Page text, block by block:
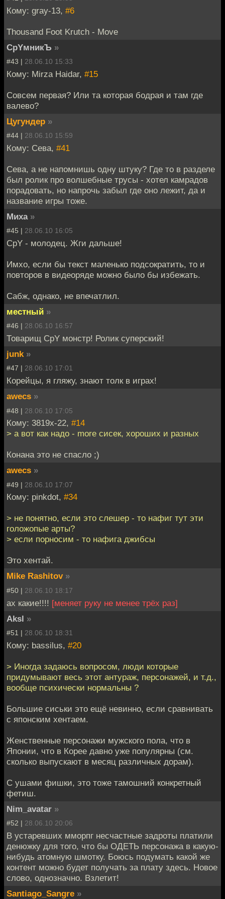
Кому: gray-13, #6
Thousand Foot Krutch - Move
CpYмникЪ »
#43 | 28.06.10 15:33
Кому: Mirza Haidar, #15
Совсем первая? Или та которая бодрая и там где
валево?
Цугундер »
#44 | 28.06.10 15:59
Кому: Сева, #41
Сева, а не напомнишь одну штуку? Где то в разделе
был ролик про волшебные трусы - хотел камрадов
порадовать, но напрочь забыл где оно лежит, да и
название игры тоже.
Миха »
#45 | 28.06.10 16:05
СpY - молодец. Жги дальше!
Имхо, если бы текст маленько подсократить, то и
повторов в видеоряде можно было бы избежать.
Сабж, однако, не впечатлил.
местный »
#46 | 28.06.10 16:57
Товарищ CpY монстр! Ролик суперский!
junk »
#47 | 28.06.10 17:01
Корейцы, я гляжу, знают толк в играх!
awecs »
#48 | 28.06.10 17:05
Кому: 3819x-22, #14
> а вот как надо - more сисек, хороших и разных
Конана это не спасло ;)
awecs »
#49 | 28.06.10 17:07
Кому: pinkdot, #34
> не понятно, если это слешер - то нафиг тут эти
голожопые арты?
> если порносим - то нафига джибсы
Это хентай.
Mike Rashitov »
#50 | 28.06.10 18:17
ах какие!!!! [меняет руку не менее трёх раз]
Aksl »
#51 | 28.06.10 18:31
Кому: bassilus, #20
> Иногда задаюсь вопросом, люди которые
придумывают весь этот антураж, персонажей, и т.д.,
вообще психически нормальны ?
Большие сиськи это ещё невинно, если сравнивать
с японским хентаем.
Женственные персонажи мужского пола, что в
Японии, что в Корее давно уже популярны (см.
сколько выпускают в месяц различных дорам).
С ушами фишки, это тоже тамошний конкретный
фетиш.
Nim_avatar »
#52 | 28.06.10 20:06
В устаревших мморпг несчастные задроты платили
денюжку для того, что бы ОДЕТЬ персонажа в какую-
нибудь атомную шмотку. Боюсь подумать какой же
контент можно будет получать за плату здесь. Новое
слово, однозначно. Взлетит!
Santiago_Sangre »